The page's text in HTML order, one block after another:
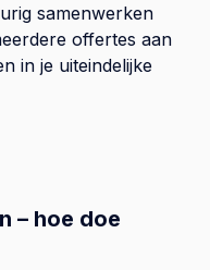
samenwerken
offertes aan
in je uiteindelijke
– hoe doe